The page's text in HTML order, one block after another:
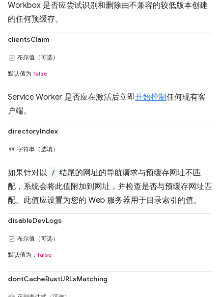
Workbox 是否应尝试识别和删除由不兼容的较低版本创建
的任何预缓存。
clientsClaim
布尔值（可选）
默认值为 false
Service Worker 是否应在激活后立即开始控制任何现有客
户端。
directoryIndex
字符串（选填）
如果针对以 / 结尾的网址的导航请求与预缓存网址不匹
配，系统会将此值附加到网址，并检查是否与预缓存网址匹
配。此值应设置为您的 Web 服务器用于目录索引的值。
disableDevLogs
布尔值（可选）
默认值为： false
dontCacheBustURLsMatching